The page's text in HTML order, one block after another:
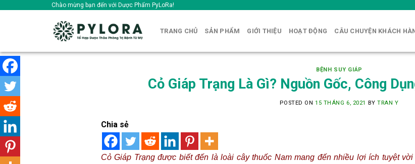
Chào mừng bạn đến với Dược Phẩm PyLoRa!
TRANG CHỦ SẢN PHẨM GIỚI THIỆU HOẠT ĐỘNG CÂU CHUYỆN KHÁCH
BỆNH SUY GIÁP
Cỏ Giáp Trạng Là Gì? Nguồn Gốc, Công
POSTED ON 15 THÁNG 6, 2021 BYTRAN Y
Chia sẻ
Cỏ Giáp Trạng được biết đến là loài cây thuốc Nam mang đến nhiều lợi ích tuyệt